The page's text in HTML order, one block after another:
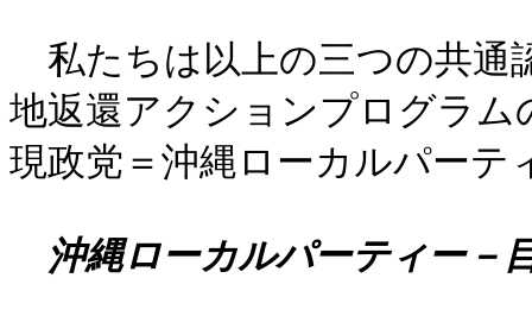
私たちは以上の三つの共通
地返還アクションプログラ
現政党＝沖縄ローカルパーテ
沖縄ローカルパーティー－